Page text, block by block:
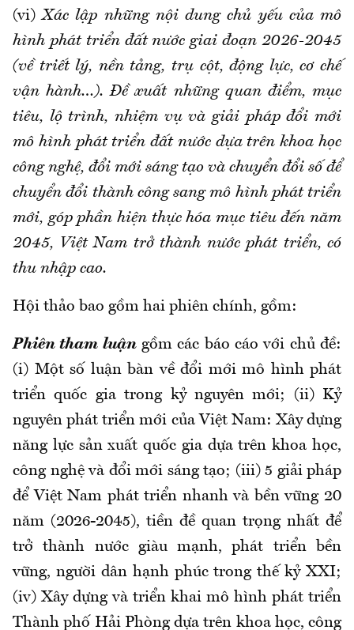
(vi)Xác lập những nội dung chủ yếu của mô
hình phát triển đất nước giai đoạn 2026-2045
(về triết lý, nền tảng, trụ cột, động lực, cơ chế
vận hành…). Đề xuất những quan điểm, mục
tiêu, lộ trình, nhiệm vụ và giải pháp đổi mới
mô hình phát triển đất nước dựa trên khoa học
công nghệ, đổi mới sáng tạo và chuyển đổi số để
chuyển đổi thành công sang mô hình phát triển
mới, góp phần hiện thực hóa mục tiêu đến năm
2045, Việt Nam trở thành nước phát triển, có
thu nhập cao.
Hội thảo bao gồm hai phiên chính, gồm:
Phiên tham luậngồm các báo cáo với chủ đề:
(i) Một số luận bàn về đổi mới mô hình phát
triển quốc gia trong kỷ nguyên mới; (ii) Kỷ
nguyên phát triển mới của Việt Nam: Xây dựng
năng lực sản xuất quốc gia dựa trên khoa học,
công nghệ và đổi mới sáng tạo; (iii) 5 giải pháp
để Việt Nam phát triển nhanh và bền vững 20
năm (2026-2045), tiền đề quan trọng nhất để
trở thành nước giàu mạnh, phát triển bền
vững, người dân hạnh phúc trong thế kỷ XXI;
(iv) Xây dựng và triển khai mô hình phát triển
Thành phố Hải Phòng dựa trên khoa học, công